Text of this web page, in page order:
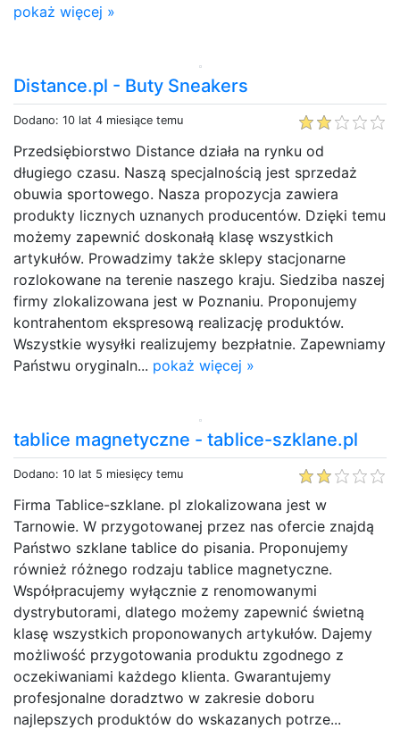
pokaż więcej »
Distance.pl - Buty Sneakers
Dodano: 10 lat 4 miesiące temu
Przedsiębiorstwo Distance działa na rynku od
długiego czasu. Naszą specjalnością jest sprzedaż
obuwia sportowego. Nasza propozycja zawiera
produkty licznych uznanych producentów. Dzięki temu
możemy zapewnić doskonałą klasę wszystkich
artykułów. Prowadzimy także sklepy stacjonarne
rozlokowane na terenie naszego kraju. Siedziba naszej
firmy zlokalizowana jest w Poznaniu. Proponujemy
kontrahentom ekspresową realizację produktów.
Wszystkie wysyłki realizujemy bezpłatnie. Zapewniamy
Państwu oryginaln... pokaż więcej »
tablice magnetyczne - tablice-szklane.pl
Dodano: 10 lat 5 miesięcy temu
Firma Tablice-szklane. pl zlokalizowana jest w
Tarnowie. W przygotowanej przez nas ofercie znajdą
Państwo szklane tablice do pisania. Proponujemy
również różnego rodzaju tablice magnetyczne.
Współpracujemy wyłącznie z renomowanymi
dystrybutorami, dlatego możemy zapewnić świetną
klasę wszystkich proponowanych artykułów. Dajemy
możliwość przygotowania produktu zgodnego z
oczekiwaniami każdego klienta. Gwarantujemy
profesjonalne doradztwo w zakresie doboru
najlepszych produktów do wskazanych potrze...